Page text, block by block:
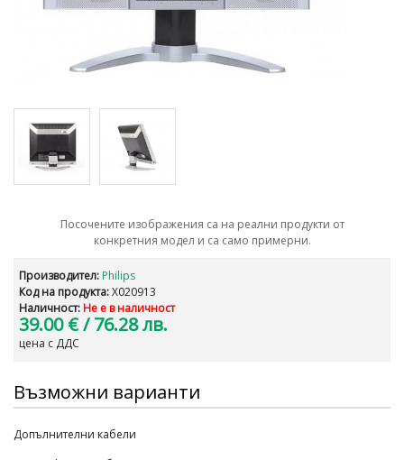
Посочените изображения са на реални продукти от
конкретния модел и са само примерни.
Производител: Philips
Код на продукта:X020913
Наличност: Не е в наличност
39.00 €/ 76.28 лв.
цена с ДДС
Възможни варианти
Допълнителни кабели